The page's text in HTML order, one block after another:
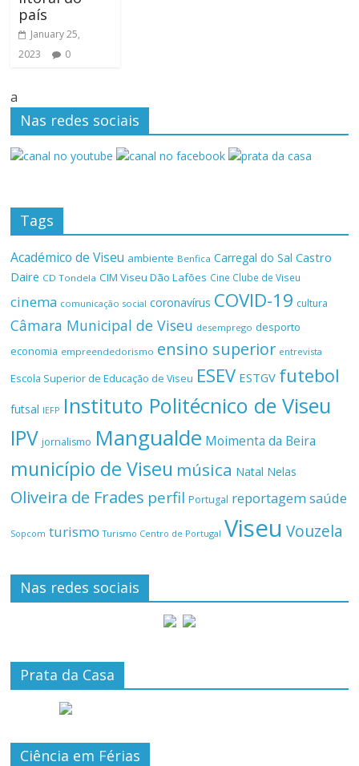
país
January 25,
2023
0
a
Nas redes sociais
Tags
Académico de Viseu ambiente Benfica Carregal do Sal Castro
Daire CD Tondela CIM Viseu Dão Lafões Cine Clube de Viseu
cinema comunicação social coronavírus COVID-19 cultura
Câmara Municipal de Viseu desemprego desporto
economia empreendedorismo ensino superior entrevista
Escola Superior de Educação de Viseu ESEV ESTGV futebol
futsal IEFP Instituto Politécnico de Viseu
IPV jornalismo Mangualde Moimenta da Beira
município de Viseu música Natal Nelas
Oliveira de Frades perfil Portugal reportagemsaúde
Sopcom turismo Turismo Centro de Portugal Viseu Vouzela
Nas redes sociais
Prata da Casa
Ciência em Férias